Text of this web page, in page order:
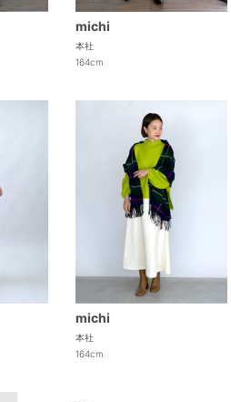
michi
本社
164cm
michi
本社
164cm